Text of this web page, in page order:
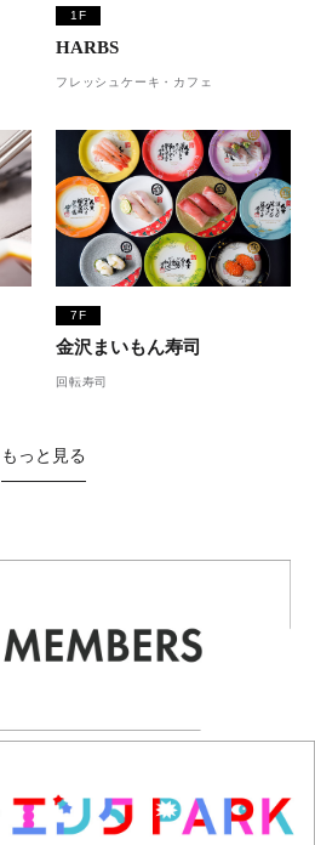
1F
HARBS
フレッシュケーキ・カフェ
7F
金沢まいもん寿司
回転寿司
もっと見る